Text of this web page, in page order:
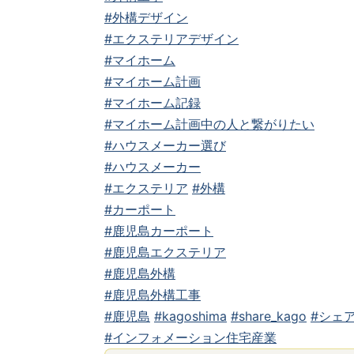
#外構デザイン
#エクステリアデザイン
#マイホーム
#マイホーム計画
#マイホーム記録
#マイホーム計画中の人と繋がりたい
#ハウスメーカー選び
#ハウスメーカー
#エクステリア #外構
#カーポート
#鹿児島カーポート
#鹿児島エクステリア
#鹿児島外構
#鹿児島外構工事
#鹿児島 #kagoshima #share_kago #シェ
#インフォメーション住宅産業